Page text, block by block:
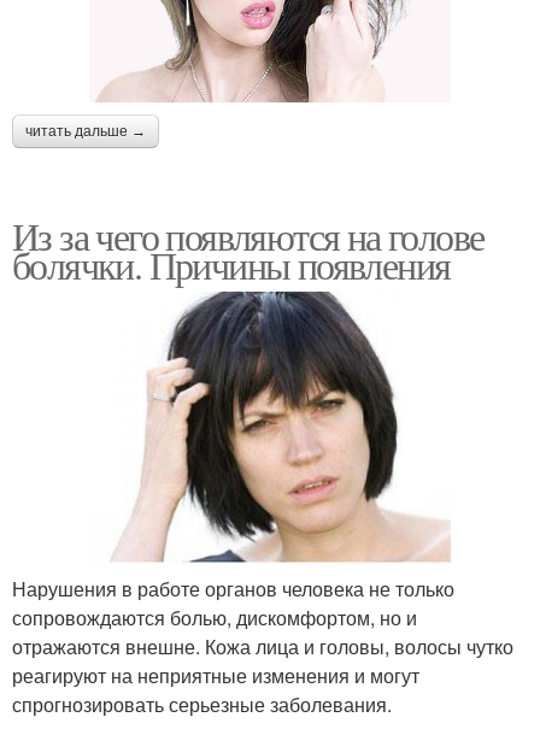
читать дальше →
Из за чего появляются на голове
болячки. Причины появления
Нарушения в работе органов человека не только
сопровождаются болью, дискомфортом, но и
отражаются внешне. Кожа лица и головы, волосы чутко
реагируют на неприятные изменения и могут
спрогнозировать серьезные заболевания.